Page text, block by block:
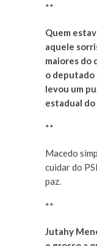
**
Quem
aquele
maiores do
o deputado
levou um
estadual do
**
Macedo
cuidar do
paz.
**
Jutahy